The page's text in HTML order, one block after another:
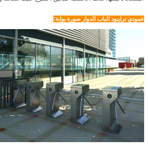
عمودي ترايبود الباب الدوار صورة بوابة: